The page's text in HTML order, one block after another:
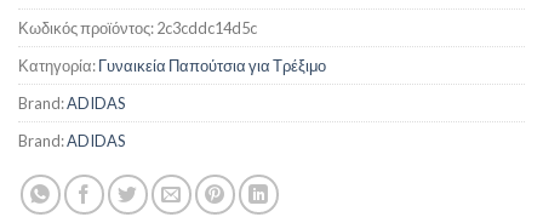
€43,99.
Κωδικός προϊόντος:2c3cddc14d5c
Κατηγορία:Γυναικεία Παπούτσια για Τρέξιμο
Brand:ADIDAS
Brand:ADIDAS